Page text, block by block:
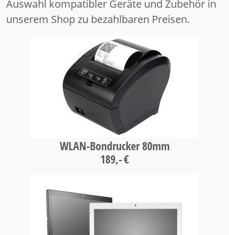
Auswahl kompatibler Geräte und Zubehör in
unserem Shop zu bezahlbaren Preisen.
WLAN-Bondrucker 80mm
189,- €